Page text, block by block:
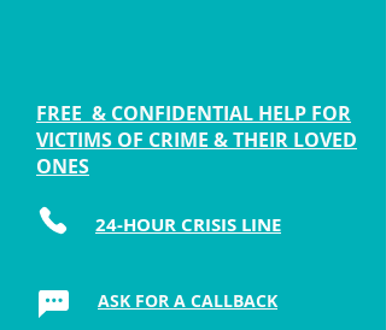
FREE & CONFIDENTIAL HELP FOR
VICTIMS OF CRIME & THEIR LOVED
ONES
24-HOUR CRISIS LINE
ASK FOR A CALLBACK